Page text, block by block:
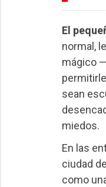
El
normal,
mágico
sean
miedos.
En las
ciudad
como